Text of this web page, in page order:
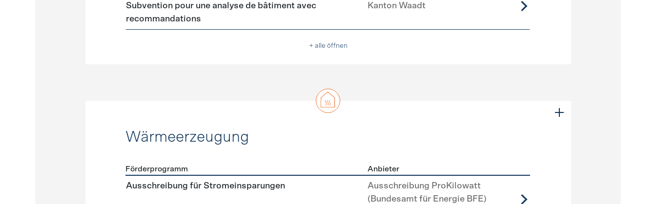
Subvention pour une analyse de bâtiment avec
recommandations
Kanton Waadt
+ alle öffnen
Wärmeerzeugung
Förderprogramme Wärmeerzeugung
Förderprogramm Anbieter
Ausschreibung für Stromeinsparungen
Ausschreibung ProKilowatt
(Bundesamt für Energie BFE)